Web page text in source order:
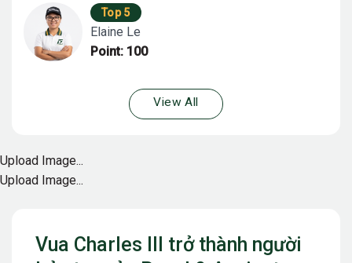
Vua Charles III trở thành người
Top 5
Elaine Le
Point: 100
View All
Upload Image...
Upload Image...